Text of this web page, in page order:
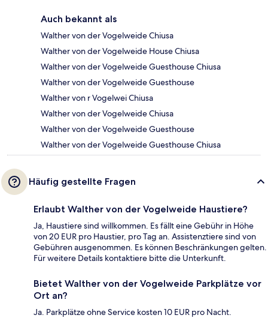
Auch bekannt als
Walther von der Vogelweide Chiusa
Walther von der Vogelweide House Chiusa
Walther von der Vogelweide Guesthouse Chiusa
Walther von der Vogelweide Guesthouse
Walther von r Vogelwei Chiusa
Walther von der Vogelweide Chiusa
Walther von der Vogelweide Guesthouse
Walther von der Vogelweide Guesthouse Chiusa
Häufig gestellte Fragen
Erlaubt Walther von der Vogelweide Haustiere?
Ja, Haustiere sind willkommen. Es fällt eine Gebühr in Höhe
von 20 EUR pro Haustier, pro Tag an. Assistenztiere sind von
Gebühren ausgenommen. Es können Beschränkungen gelten.
Für weitere Details kontaktiere bitte die Unterkunft.
Bietet Walther von der Vogelweide Parkplätze vor
Ort an?
Ja. Parkplätze ohne Service kosten 10 EUR pro Nacht.